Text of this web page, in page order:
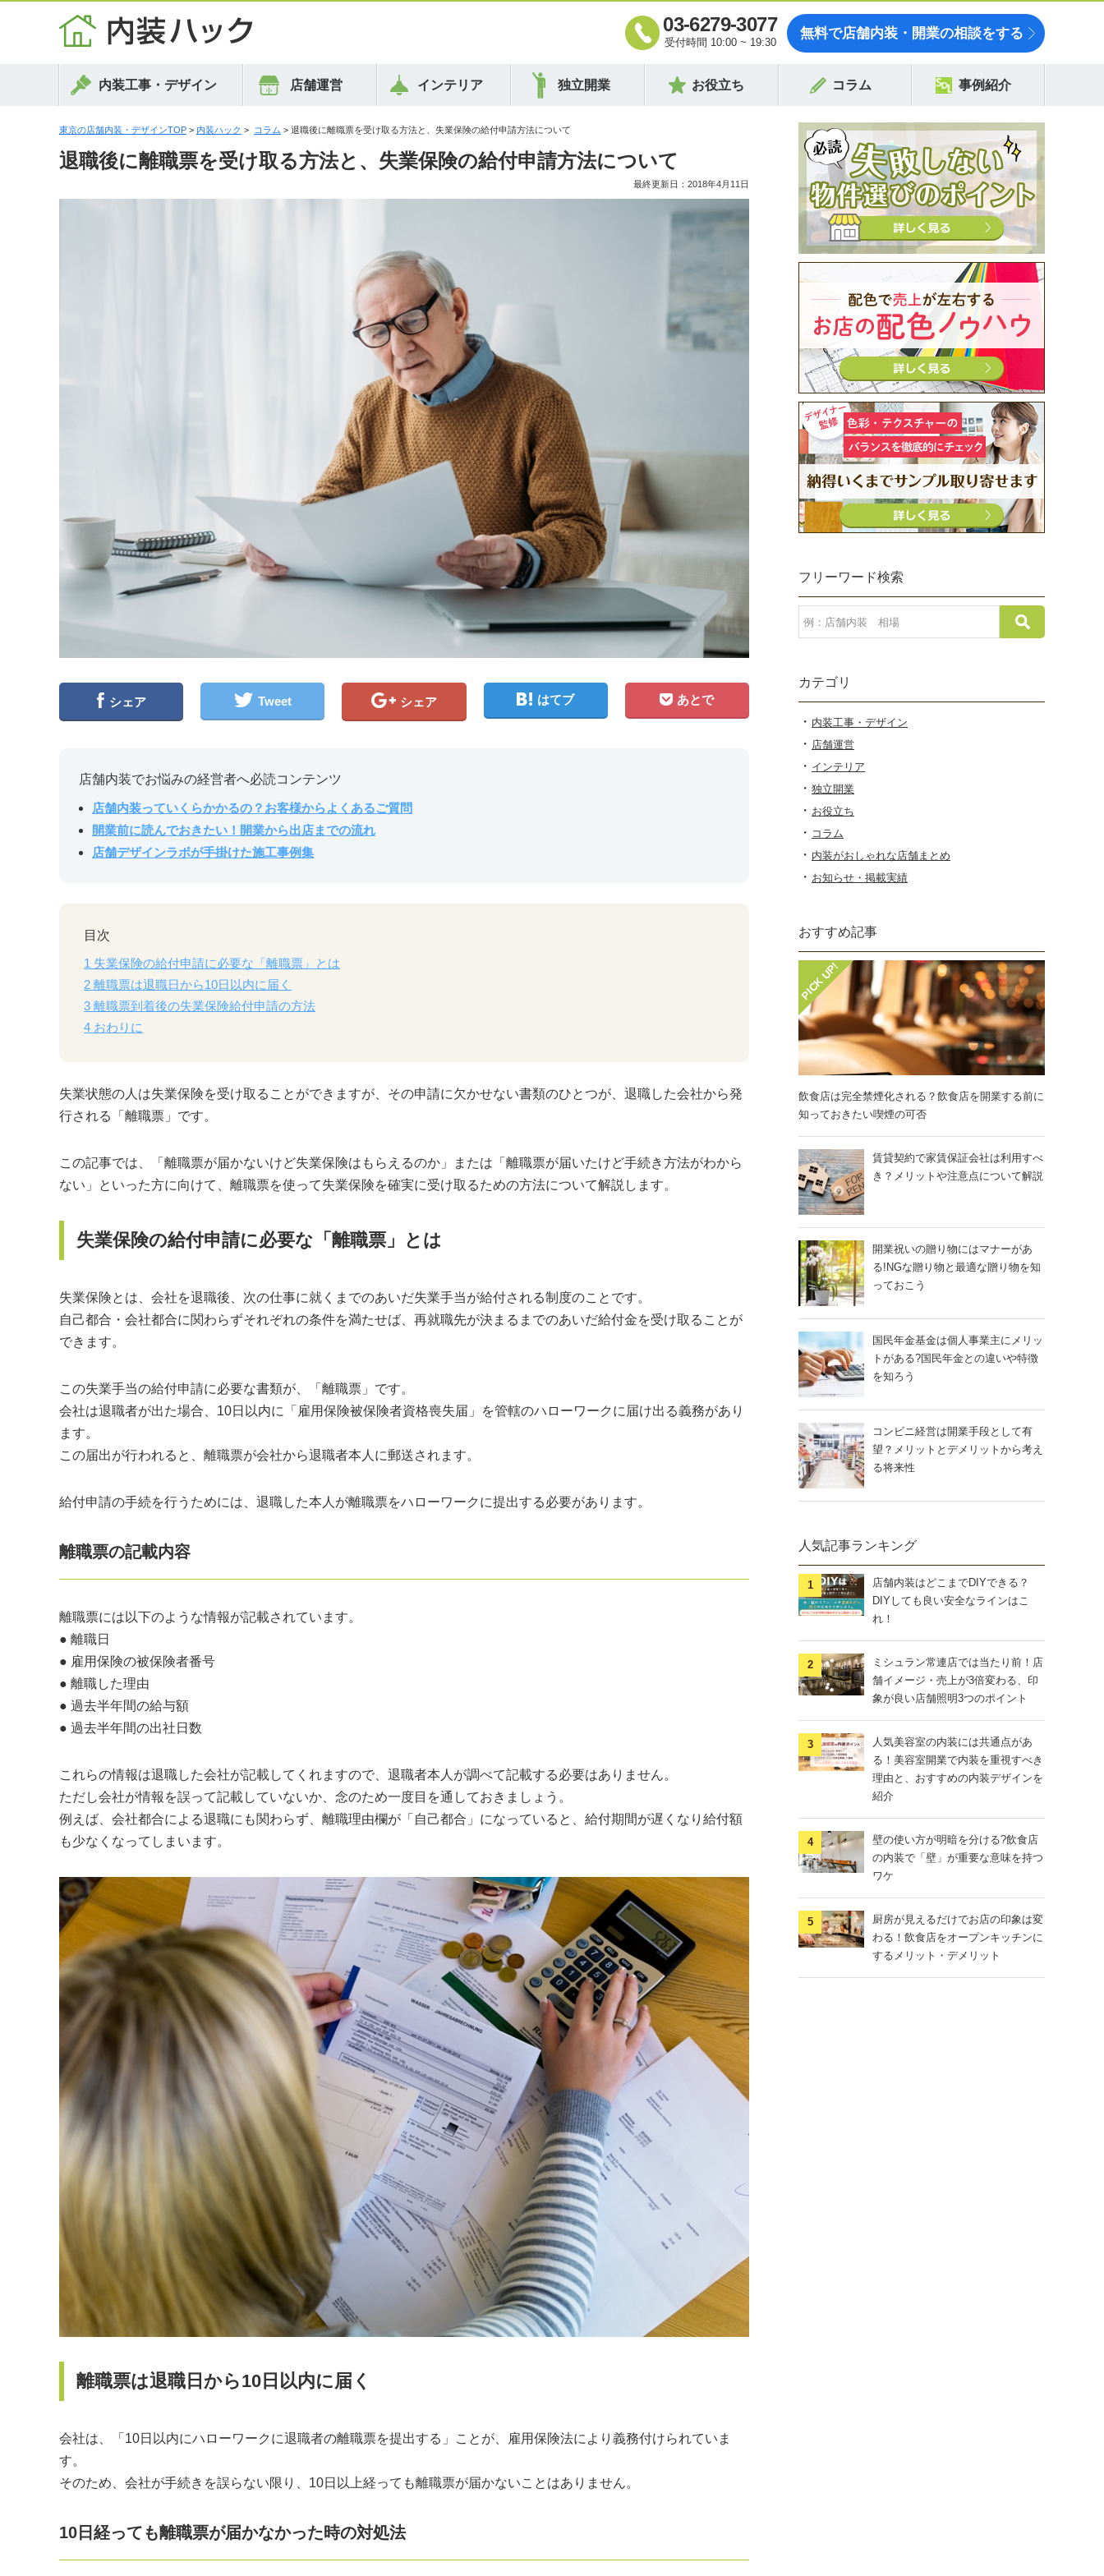
03-6279-3077
受付時間 10:00 ~ 19:30
無料で店舗内装・開業の相談をする
内装工事・デザイン 店舗運営 インテリア 独立開業 お役立ち コラム 事例紹介
東京の店舗内装・デザインTOP > 内装ハック > コラム > 退職後に離職票を受け取る方法と、失業保険の給付申請方法について
退職後に離職票を受け取る方法と、失業保険の給付申請方法について
最終更新日：2018年4月11日
シェア Tweet シェア はてブ あとで
店舗内装でお悩みの経営者へ必読コンテンツ
店舗内装っていくらかかるの？お客様からよくあるご質問
開業前に読んでおきたい！開業から出店までの流れ
店舗デザインラボが手掛けた施工事例集
目次
1 失業保険の給付申請に必要な「離職票」とは
2 離職票は退職日から10日以内に届く
3 離職票到着後の失業保険給付申請の方法
4 おわりに
失業状態の人は失業保険を受け取ることができますが、その申請に欠かせない書類のひとつが、退職した会社から発
行される「離職票」です。
この記事では、「離職票が届かないけど失業保険はもらえるのか」または「離職票が届いたけど手続き方法がわから
ない」といった方に向けて、離職票を使って失業保険を確実に受け取るための方法について解説します。
失業保険の給付申請に必要な「離職票」とは
失業保険とは、会社を退職後、次の仕事に就くまでのあいだ失業手当が給付される制度のことです。
自己都合・会社都合に関わらずそれぞれの条件を満たせば、再就職先が決まるまでのあいだ給付金を受け取ることが
できます。
この失業手当の給付申請に必要な書類が、「離職票」です。
会社は退職者が出た場合、10日以内に「雇用保険被保険者資格喪失届」を管轄のハローワークに届け出る義務があり
ます。
この届出が行われると、離職票が会社から退職者本人に郵送されます。
給付申請の手続を行うためには、退職した本人が離職票をハローワークに提出する必要があります。
離職票の記載内容
離職票には以下のような情報が記載されています。
● 離職日
● 雇用保険の被保険者番号
● 離職した理由
● 過去半年間の給与額
● 過去半年間の出社日数
これらの情報は退職した会社が記載してくれますので、退職者本人が調べて記載する必要はありません。
ただし会社が情報を誤って記載していないか、念のため一度目を通しておきましょう。
例えば、会社都合による退職にも関わらず、離職理由欄が「自己都合」になっていると、給付期間が遅くなり給付額
も少なくなってしまいます。
離職票は退職日から10日以内に届く
会社は、「10日以内にハローワークに退職者の離職票を提出する」ことが、雇用保険法により義務付けられていま
す。
そのため、会社が手続きを誤らない限り、10日以上経っても離職票が届かないことはありません。
10日経っても離職票が届かなかった時の対処法
フリーワード検索
カテゴリ
内装工事・デザイン
店舗運営
インテリア
独立開業
お役立ち
コラム
内装がおしゃれな店舗まとめ
お知らせ・掲載実績
おすすめ記事
飲食店は完全禁煙化される？飲食店を開業する前に
知っておきたい喫煙の可否
賃貸契約で家賃保証会社は利用すべ
き？メリットや注意点について解説
開業祝いの贈り物にはマナーがあ
る!NGな贈り物と最適な贈り物を知
っておこう
国民年金基金は個人事業主にメリッ
トがある?国民年金との違いや特徴
を知ろう
コンビニ経営は開業手段として有
望？メリットとデメリットから考え
る将来性
人気記事ランキング
店舗内装はどこまでDIYできる？
DIYしても良い安全なラインはこ
れ！
ミシュラン常連店では当たり前！店
舗イメージ・売上が3倍変わる、印
象が良い店舗照明3つのポイント
人気美容室の内装には共通点があ
る！美容室開業で内装を重視すべき
理由と、おすすめの内装デザインを
紹介
壁の使い方が明暗を分ける?飲食店
の内装で「壁」が重要な意味を持つ
ワケ
厨房が見えるだけでお店の印象は変
わる！飲食店をオープンキッチンに
するメリット・デメリット